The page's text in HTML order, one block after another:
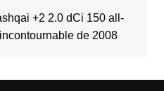
+2 2.0 dCi 150 all-
de 2008